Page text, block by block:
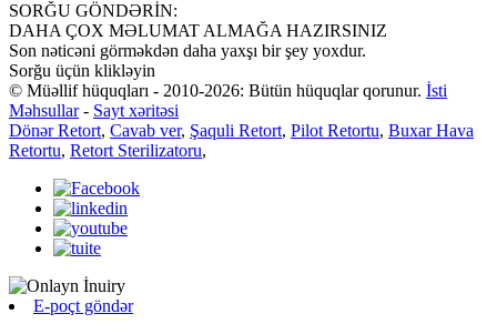
SORĞU GÖNDƏRİN:
DAHA ÇOX MƏLUMAT ALMAĞA HAZIRSINIZ
Son nəticəni görməkdən daha yaxşı bir şey yoxdur.
Sorğu üçün klikləyin
© Müəllif hüquqları - 2010-2026: Bütün hüquqlar qorunur. İsti
Məhsullar- Sayt xəritəsi
Dönər Retort, Cavab ver, Şaquli Retort, Pilot Retortu, Buxar Hava
Retortu, Retort Sterilizatoru,
E-poçt göndər